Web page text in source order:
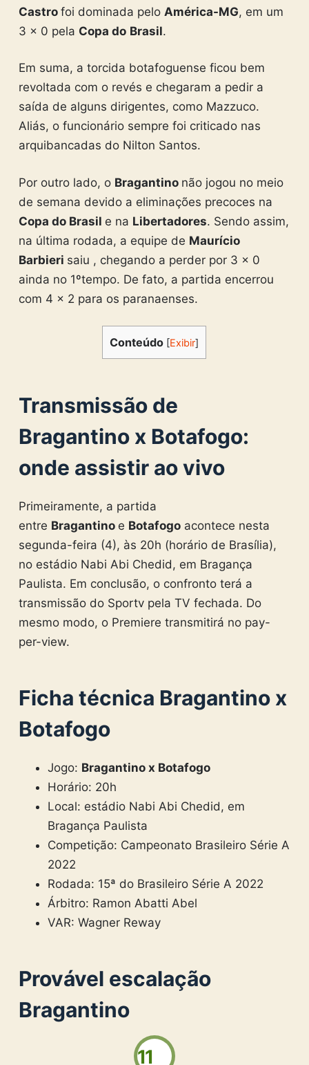
Castro foi dominada pelo América-MG, em um
3 x 0 pela Copa do Brasil.
Em suma, a torcida botafoguense ficou bem
revoltada com o revés e chegaram a pedir a
saída de alguns dirigentes, como Mazzuco.
Aliás, o funcionário sempre foi criticado nas
arquibancadas do Nilton Santos.
Por outro lado, o Bragantino não jogou no meio
de semana devido a eliminações precoces na
Copa do Brasil e na Libertadores. Sendo assim,
na última rodada, a equipe de Maurício
Barbieri saiu , chegando a perder por 3 x 0
ainda no 1ºtempo. De fato, a partida encerrou
com 4 x 2 para os paranaenses.
Conteúdo [Exibir]
Transmissão de
Bragantino x Botafogo:
onde assistir ao vivo
Primeiramente, a partida
entre Bragantino e Botafogoacontece nesta
segunda-feira (4), às 20h (horário de Brasília),
no estádio Nabi Abi Chedid, em Bragança
Paulista. Em conclusão, o confronto terá a
transmissão do Sportv pela TV fechada. Do
mesmo modo, o Premiere transmitirá no pay-
per-view.
Ficha técnica Bragantino x
Botafogo
Jogo: Bragantino x Botafogo
Horário: 20h
Local: estádio Nabi Abi Chedid, em
Bragança Paulista
Competição: Campeonato Brasileiro Série A
2022
Rodada: 15ª do Brasileiro Série A 2022
Árbitro: Ramon Abatti Abel
VAR: Wagner Reway
Provável escalação
Bragantino
11